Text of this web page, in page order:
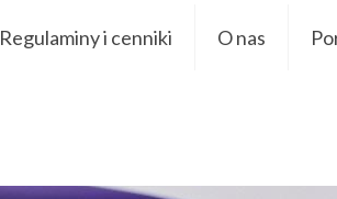
Regulaminy i cenniki O nas
Contact